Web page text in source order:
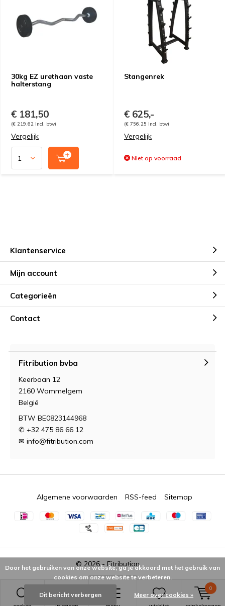
0
30kg EZ urethaan vaste
halterstang
€ 181,50
(€ 219,62 Incl. btw)
Vergelijk
Stangenrek
€ 625,-
(€ 756,25 Incl. btw)
Vergelijk
Niet op voorraad
Klantenservice
Mijn account
Categorieën
Contact
Fitribution bvba
Keerbaan 12
2160 Wommelgem
België
BTW BE0823144968
✆ +32 475 86 66 12
✉ info@fitribution.com
© 2026 - Fitribution
Algemene voorwaarden RSS-feed Sitemap
Door het gebruiken van onze website, ga je akkoord met het gebruik van
cookies om onze website te verbeteren.
Dit bericht verbergen Meer over cookies »